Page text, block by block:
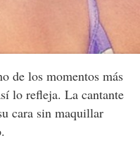
de los momentos más
lo refleja. La cantante
cara sin maquillar